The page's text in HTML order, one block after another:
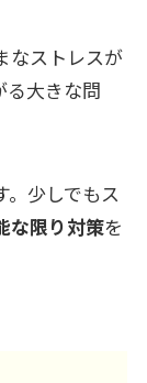
なストレスが
る大きな問
。少しでもス
な限り対策を